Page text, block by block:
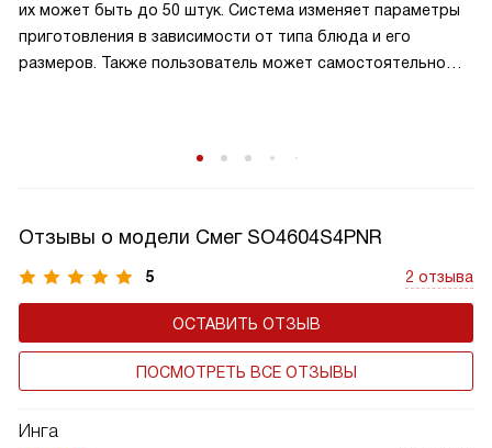
их может быть до 50 штук. Система изменяет параметры
приготовления в зависимости от типа блюда и его
размеров. Также пользователь может самостоятельно
Отзывы о модели Смег SO4604S4PNR
5 2 отзыва
ОСТАВИТЬ ОТЗЫВ
ПОСМОТРЕТЬ ВСЕ ОТЗЫВЫ
Инга